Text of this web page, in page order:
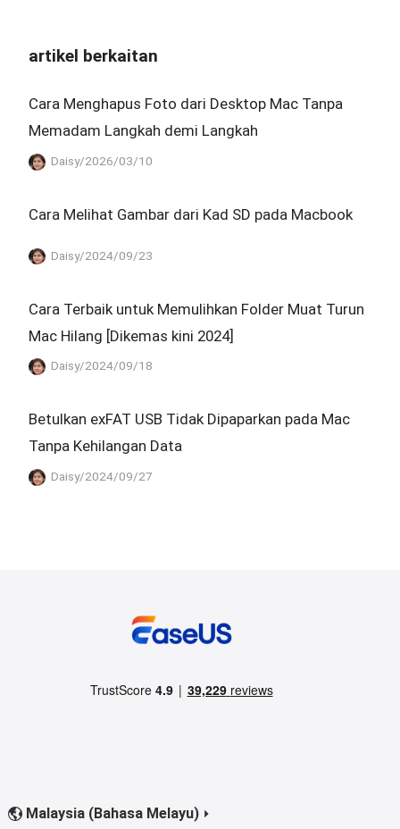
artikel berkaitan
Cara Menghapus Foto dari Desktop Mac Tanpa
Memadam Langkah demi Langkah
Daisy/2026/03/10
Cara Melihat Gambar dari Kad SD pada Macbook
Daisy/2024/09/23
Cara Terbaik untuk Memulihkan Folder Muat Turun
Mac Hilang [Dikemas kini 2024]
Daisy/2024/09/18
Betulkan exFAT USB Tidak Dipaparkan pada Mac
Tanpa Kehilangan Data
Daisy/2024/09/27
 Malaysia (Bahasa Melayu)